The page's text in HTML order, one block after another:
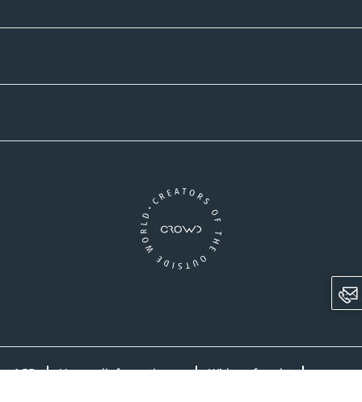
AGB Versandinformationen
Widerrufsrecht